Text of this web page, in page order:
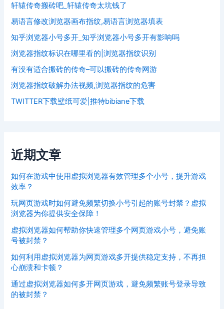
轩辕传奇搬砖吧_轩辕传奇太坑钱了
易语言修改浏览器画布指纹,易语言浏览器填表
知乎浏览器小号多开_知乎浏览器小号多开有影响吗
浏览器指纹标识在哪里看的|浏览器指纹识别
有没有适合搬砖的传奇–可以搬砖的传奇网游
浏览器指纹破解办法视频,浏览器指纹的危害
TWITTER下载壁纸可爱|推特bibiane下载
近期文章
如何在游戏中使用虚拟浏览器有效管理多个小号，提升游戏
效率？
玩网页游戏时如何避免频繁切换小号引起的账号封禁？虚拟
浏览器为你提供安全保障！
虚拟浏览器如何帮助你快速管理多个网页游戏小号，避免账
号被封禁？
如何利用虚拟浏览器为网页游戏多开提供稳定支持，不再担
心崩溃和卡顿？
通过虚拟浏览器如何多开网页游戏，避免频繁账号登录导致
的被封禁？